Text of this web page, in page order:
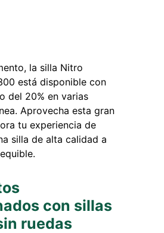
la silla Nitro
está disponible con
del 20% en varias
Aprovecha esta gran
tu experiencia de
silla de alta calidad a
con sillas
ruedas